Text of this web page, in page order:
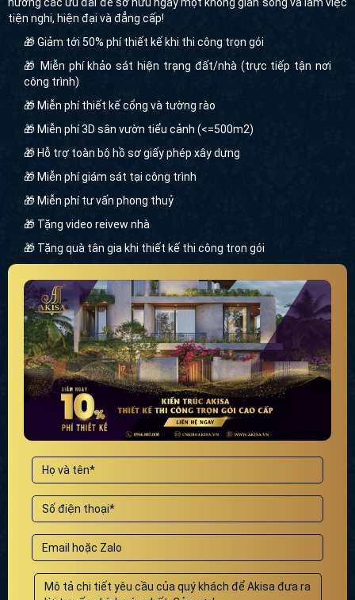
tiện nghi, hiện đại và đẳng cấp!
🎁 Giảm tới 50% phí thiết kế khi thi công trọn gói
🎁 Miễn phí khảo sát hiện trạng đất/nhà (trực tiếp tận nơi
công trình)
🎁 Miễn phí thiết kế cổng và tường rào
🎁 Miễn phí 3D sân vườn tiểu cảnh (<=500m2)
🎁 Hỗ trợ toàn bộ hồ sơ giấy phép xây dựng
🎁 Miễn phí giám sát tại công trình
🎁 Miễn phí tư vấn phong thuỷ
🎁 Tặng video reivew nhà
🎁 Tặng quà tân gia khi thiết kế thi công trọn gói